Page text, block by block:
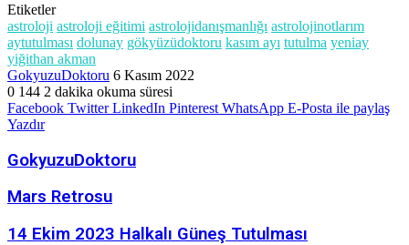
Etiketler
astroloji astroloji eğitimi astrolojidanışmanlığı astrolojinotlarım
aytutulması dolunay gökyüzüdoktoru kasım ayı tutulma yeniay
yiğithan akman
GokyuzuDoktoru Bir
e-
posta
6 Kasım 2022
0 144 2 dakika okuma süresi
Facebook Twitter LinkedIn Pinterest WhatsApp E-Posta ile paylaş
Yazdır
GokyuzuDoktoru
Mars Retrosu
14 Ekim 2023 Halkalı Güneş Tutulması